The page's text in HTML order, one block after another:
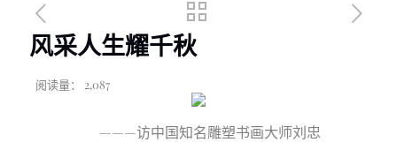
风采人生耀千秋
阅读量： 2,087
———访中国知名雕塑书画大师刘忠